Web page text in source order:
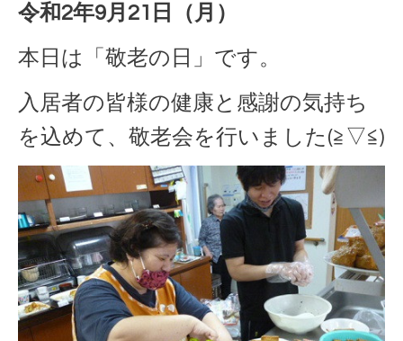
令和2年9月21日（月）
本日は「敬老の日」です。
入居者の皆様の健康と感謝の気持ち
を込めて、敬老会を行いました(≧▽≦)